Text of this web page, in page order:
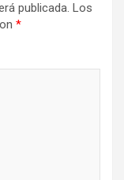
publicada. Los
*